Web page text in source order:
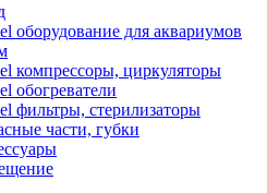
оборудование для аквариумов
компрессоры, циркуляторы
обогреватели
фильтры, стерилизаторы
части, губки